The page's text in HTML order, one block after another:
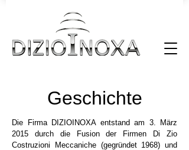
Geschichte
Die Firma DIZIOINOXA entstand am 3. März
2015 durch die Fusion der Firmen Di Zio
Costruzioni Meccaniche (gegründet 1968) und